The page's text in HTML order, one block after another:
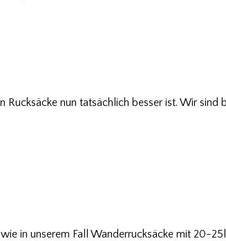
nun tatsächlich besser ist. Wir
in unserem Fall Wanderrucksäcke mit 20-